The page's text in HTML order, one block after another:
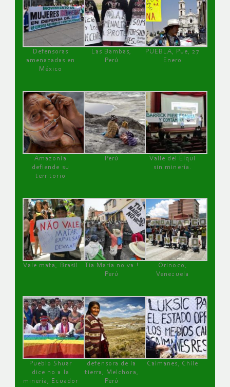
Defensoras
amenazadas en
México
Las Bambas,
Perú
PUEBLA, Pue, 27
Enero
Amazonía
defiende su
territorio
Perú
Valle del Elqui
sin minería.
Vale mata, Brasil
Tía María no va !
Perú
Orinoco,
Venezuela
Pueblo Shuar
dice no a la
minería, Ecuador
defensora de la
tierra, Melchora,
Perú
Caimanes, Chile